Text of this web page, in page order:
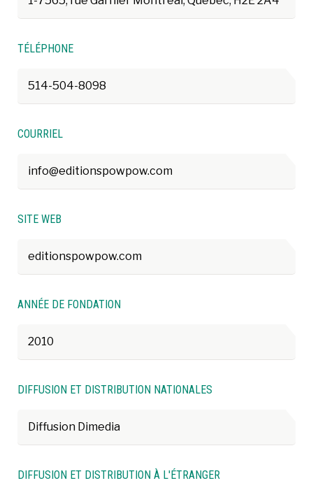
TÉLÉPHONE
514-504-8098
COURRIEL
info@editionspowpow.com
SITE WEB
editionspowpow.com
ANNÉE DE FONDATION
2010
DIFFUSION ET DISTRIBUTION NATIONALES
Diffusion Dimedia
DIFFUSION ET DISTRIBUTION À L'ÉTRANGER